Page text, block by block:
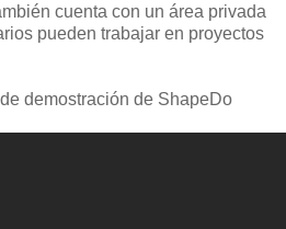
cuenta con un área privada
pueden trabajar en proyectos
demostración de ShapeDo